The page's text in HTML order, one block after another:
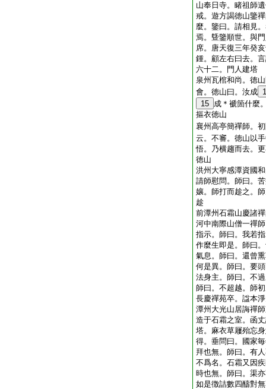
山奉日寺。睹祖師
戒。遊方謁徳山鑒
麼。鑒曰。請相見
焉。曁鑒順世。與
席。唐天復三年癸
鍾。顧左右曰去。
六十二。門人建塔
泉州瓦棺和尚。徳
會。徳山曰。汝成
15 成＊褫箇什麼
摳衣徳山
襄州高亭簡禪師。
云。不審。徳山以
悟。乃横趨而去。
徳山
洪州大寧感潭資國
請師慰問。師曰。
孃。師打而趁之。
趁
前潭州石霜山慶諸
河中南際山僧一禪
指示。師曰。我若
作麼生即是。師曰
氣息。師曰。還曾
何是異。師曰。要
法身主。師曰。不
師曰。不超越。師
長慶禪苑卒。諡本
潭州大光山居誨禪
造于石霜之室。函
塔。麻衣草屨殆忘
得。垂問曰。國家
拜也無。師曰。有
不爲名。石霜又因
時也無。師曰。渠
如是徴詰數四醻對